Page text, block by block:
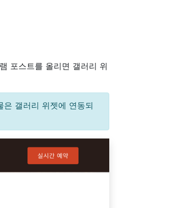
포스트를 올리면 갤러리 위
갤러리 위젯에 연동되